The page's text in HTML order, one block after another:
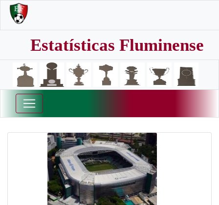
Estatísticas Fluminense